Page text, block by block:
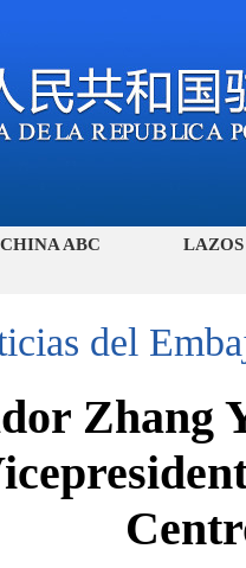
CHINA ABC
del
Zhang